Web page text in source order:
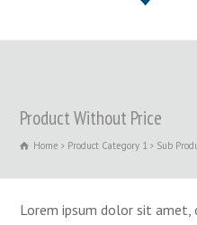
Product Without Price
Home Product Category 1 Sub
Lorem ipsum dolor sit amet,